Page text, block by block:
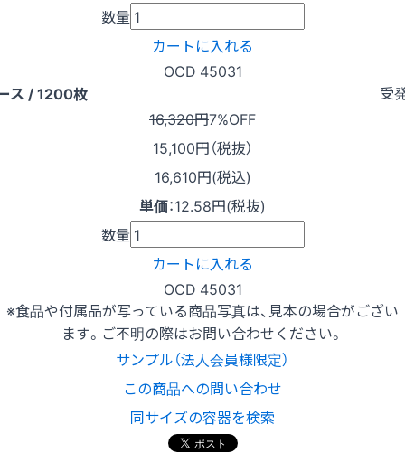
数量
カートに入れる
OCD 45031
ス / 1200枚
受
16,320円7%OFF
15,100円（税抜）
16,610円(税込)
単価：12.58円(税抜)
数量
カートに入れる
OCD 45031
※食品や付属品が写っている商品写真は、見本の場合がござい
ます。ご不明の際はお問い合わせください。
サンプル（法人会員様限定）
この商品への問い合わせ
同サイズの容器を検索